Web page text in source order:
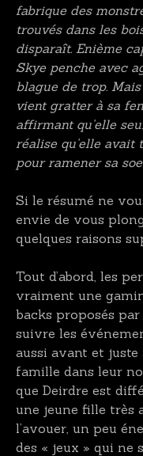
fabrique des
trouvés dans les
disparaît. Enième
Skye penche avec
blague de trop.
vient gratter à sa
affirmant qu’elle
réalise qu’elle avait
pour ramener sa
Si le résumé ne
envie de vous
quelques raisons
Tout d’abord, les
vraiment une
backs proposés
suivre les
aussi avant et juste
famille dans leur
que Deirdre est
une jeune fille très
l’avouer, un peu
des « jeux » qui ne